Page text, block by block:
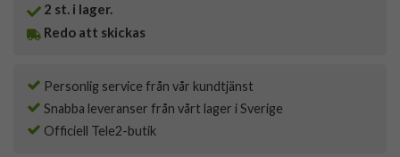
2 st. i lager.
Redo att skickas
Personlig service från vår kundtjänst
Snabba leveranser från vårt lager i Sverige
Officiell Tele2-butik